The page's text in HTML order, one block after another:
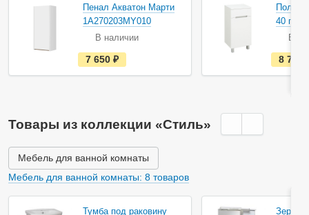
Акция
Пенал Акватон Марти
1A270203MY010
В наличии
е
с
т
л
и
7 650
40
В
8 798
Товары из коллекции «Стиль»
Мебель для ванной комнаты
Мебель для ванной комнаты: 8 товаров
Тумба под раковину